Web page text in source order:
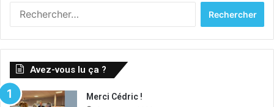
Avez-vous lu ça ?
Merci Cédric !